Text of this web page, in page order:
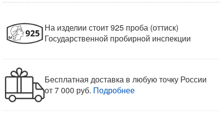
На изделии стоит 925 проба (оттиск)
Государственной пробирной инспекции
Бесплатная доставка в любую точку России
от 7 000 руб. Подробнее